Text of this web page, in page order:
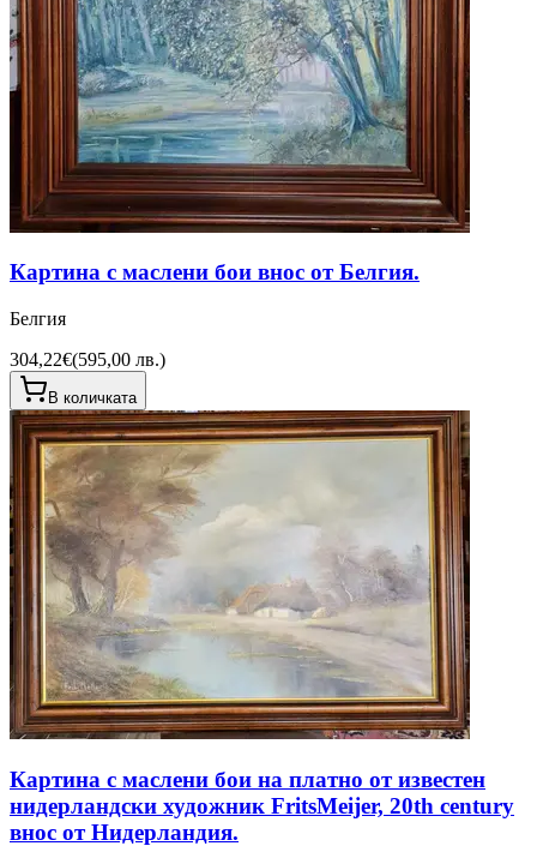
Картина с маслени бои внос от Белгия.
Белгия
304,22€(595,00 лв.)
В количката
Картина с маслени бои на платно от известен
нидерландски художник FritsMeijer, 20th century
внос от Нидерландия.